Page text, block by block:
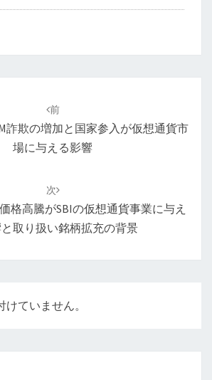
前
詐欺の増加と国家参入が仮想通貨市
場に与える影響
次
格高騰がSBIの仮想通貨事業に与え
取り扱い銘柄拡充の背景
ていません。